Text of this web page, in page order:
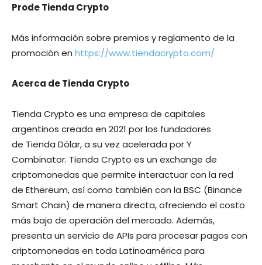
Prode Tienda Crypto
Más información sobre premios y reglamento de la
promoción en https://www.tiendacrypto.com/
Acerca de Tienda Crypto
Tienda Crypto es una empresa de capitales
argentinos creada en 2021 por los fundadores
de Tienda Dólar, a su vez acelerada por Y
Combinator. Tienda Crypto es un exchange de
criptomonedas que permite interactuar con la red
de Ethereum, así como también con la BSC (Binance
Smart Chain) de manera directa, ofreciendo el costo
más bajo de operación del mercado. Además,
presenta un servicio de APIs para procesar pagos con
criptomonedas en toda Latinoamérica para